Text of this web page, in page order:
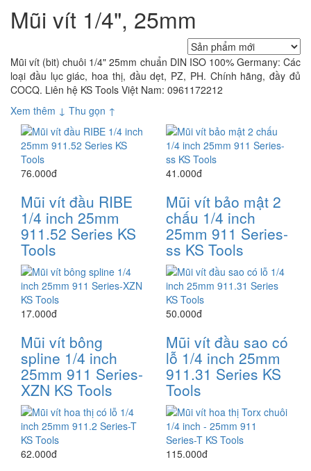
Mũi vít 1/4", 25mm
Mũi vít (bit) chuôi 1/4" 25mm chuẩn DIN ISO 100% Germany: Các
loại đầu lục giác, hoa thị, đầu dẹt, PZ, PH. Chính hãng, đầy đủ
COCQ. Liên hệ KS Tools Việt Nam: 0961172212
Xem thêm ↓ Thu gọn ↑
76.000đ
Mũi vít đầu RIBE
1/4 inch 25mm
911.52 Series KS
Tools
41.000đ
Mũi vít bảo mật 2
chấu 1/4 inch
25mm 911 Series-
ss KS Tools
17.000đ
Mũi vít bông
spline 1/4 inch
25mm 911 Series-
XZN KS Tools
50.000đ
Mũi vít đầu sao có
lỗ 1/4 inch 25mm
911.31 Series KS
Tools
62.000đ 115.000đ